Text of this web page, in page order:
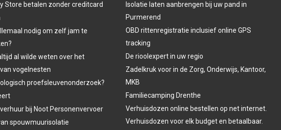
Store betalen zonder creditcard
nodig om zelf jam te
al wilde weten over het
vogelnesten
proefsleuvenonderzoek?
bij Noot Personenvervoer
spouwmuurisolatie
Isolatie laten aanbrengen bij uw pand in
Purmerend
OBD rittenregistratie inclusief online GPS
tracking
De rioolexpert in uw regio
Zadelkruk voor in de Zorg, Onderwijs, Kantoor,
MKB
Familiecamping Drenthe
Verhuisdozen online bestellen op net internet.
Verhuisdozen voor elk budget en betaalbaar.